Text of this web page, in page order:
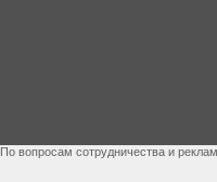
По вопросам сотрудничества и